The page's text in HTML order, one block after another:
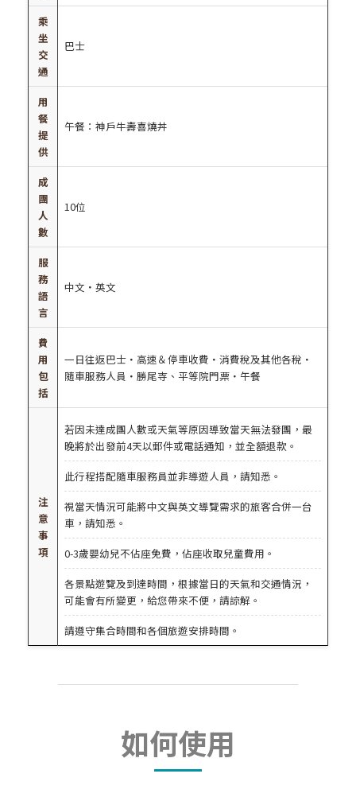
乘
坐
交
通
巴士
用
餐
提
供
午餐：神戶牛壽喜燒丼
成
團
人
數
10位
服
務
語
言
中文・英文
費
用
包
括
一日往返巴士・高速＆停車收費・消費稅及其他各稅・
隨車服務人員・勝尾寺、平等院門票・午餐
注
意
事
項
若因未達成團人數或天氣等原因導致當天無法發團，最
晚將於出發前4天以郵件或電話通知，並全額退款。
此行程搭配隨車服務員並非導遊人員，請知悉。
視當天情況可能將中文與英文導覽需求的旅客合併一台
車，請知悉。
0-3歲嬰幼兒不佔座免費，佔座收取兒童費用。
各景點遊覽及到達時間，根據當日的天氣和交通情況，
可能會有所變更，給您帶來不便，請諒解。
請遵守集合時間和各個旅遊安排時間。
如何使用